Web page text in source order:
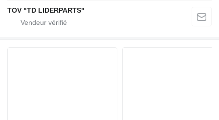
TOV "TD LIDERPARTS"